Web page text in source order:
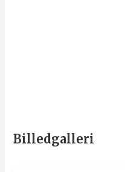
Billedgalleri